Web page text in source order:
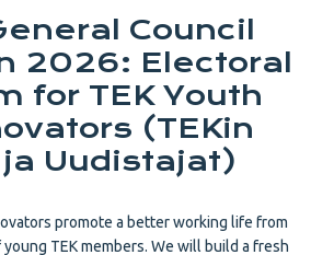
Council
2026: Electoral
for TEK Youth
(TEKin
Uudistajat)
promote a better working life from
TEK members. We will build a fresh